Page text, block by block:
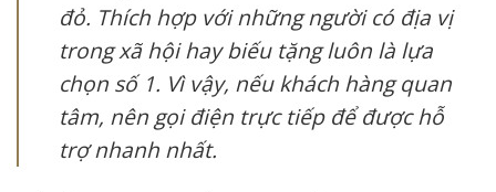
đỏ. Thích hợp với những người có địa vị
trong xã hội hay biếu tặng luôn là lựa
chọn số 1. Vì vậy, nếu khách hàng quan
tâm, nên gọi điện trực tiếp để được hỗ
trợ nhanh nhất.